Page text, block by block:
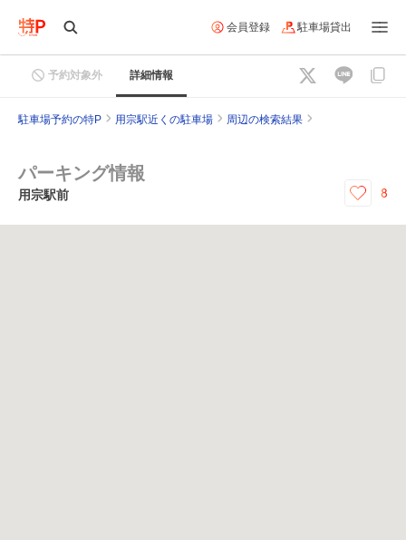
会員登録 駐車場貸出
予約対象外 詳細情報
駐車場予約の特P 用宗駅近くの駐車場 周辺の検索結果
パーキング情報
用宗駅前 8